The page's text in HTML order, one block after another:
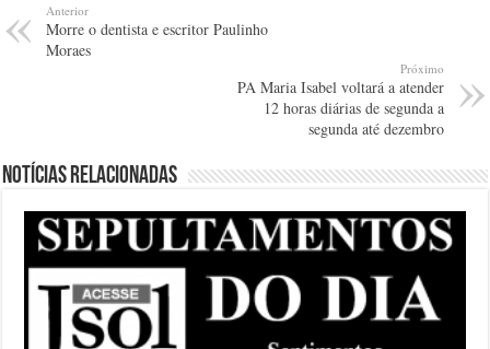
Anterior
Morre o dentista e escritor Paulinho
Moraes
Próximo
PA Maria Isabel voltará a atender
12 horas diárias de segunda a
segunda até dezembro
Notícias relacionadas